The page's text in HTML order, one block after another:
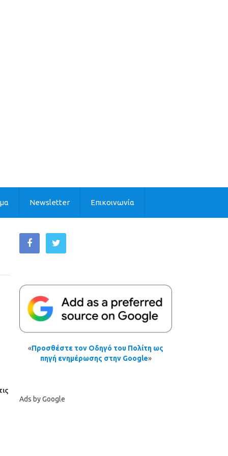
Newsletter Επικοινωνία
«Προσθέστε τον Οδηγό του Πολίτη ως
πηγή ενημέρωσης στην Google»
Ads by Google